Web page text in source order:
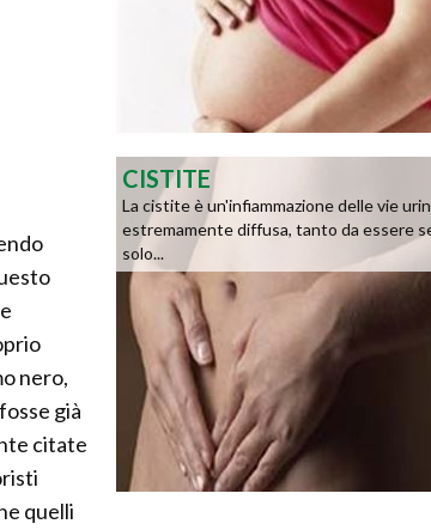
nero,
già
citate
quelli
CISTITE
La cistite è un'infiammazione delle vie
estremamente diffusa, tanto da essere
solo...